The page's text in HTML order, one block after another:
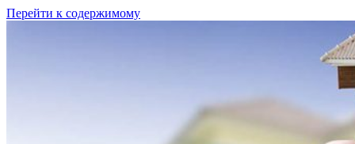
Перейти к содержимому